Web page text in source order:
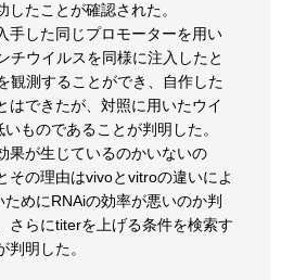
たことが確認された。
手した同じプロモーターを用い
チウイルスを同様に注入したと
観測することができ、自作した
はできたが、対照に用いたウイ
ものであることが判明した。
果が生じているのかいないの
その理由はvivoとvitroの違いによ
めにRNAiの効率が悪いのか判
さらにtiterを上げる条件を検索す
明した。